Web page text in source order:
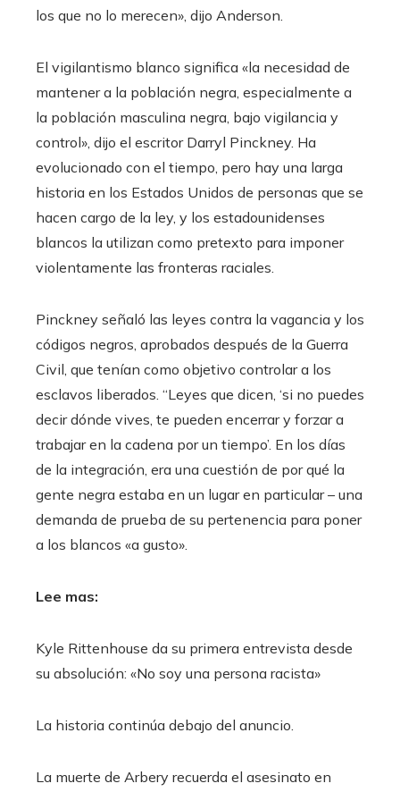
los que no lo merecen», dijo Anderson.
El vigilantismo blanco significa «la necesidad de
mantener a la población negra, especialmente a
la población masculina negra, bajo vigilancia y
control», dijo el escritor Darryl Pinckney. Ha
evolucionado con el tiempo, pero hay una larga
historia en los Estados Unidos de personas que se
hacen cargo de la ley, y los estadounidenses
blancos la utilizan como pretexto para imponer
violentamente las fronteras raciales.
Pinckney señaló las leyes contra la vagancia y los
códigos negros, aprobados después de la Guerra
Civil, que tenían como objetivo controlar a los
esclavos liberados. “Leyes que dicen, ‘si no puedes
decir dónde vives, te pueden encerrar y forzar a
trabajar en la cadena por un tiempo’. En los días
de la integración, era una cuestión de por qué la
gente negra estaba en un lugar en particular – una
demanda de prueba de su pertenencia para poner
a los blancos «a gusto».
Lee mas:
Kyle Rittenhouse da su primera entrevista desde
su absolución: «No soy una persona racista»
La historia continúa debajo del anuncio.
La muerte de Arbery recuerda el asesinato en